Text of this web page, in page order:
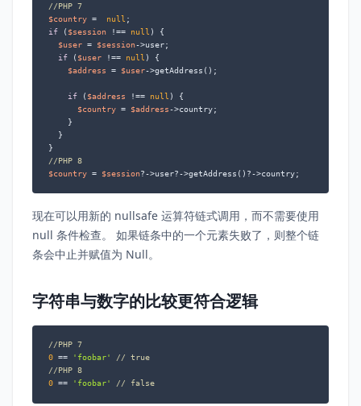
//PHP 7
$country = null
if ( $session !== null ) {
$user = $session->user;
if ( $user !== null ) {
$address = $user->getAddress();
if ( $address !== null ) {
$country = $address->country;
    }
  }
//PHP 8
$country = $session?->user?->getAddress()?->country;
现在可以用新的 nullsafe 运算符链式调用，而不需要使用
null 条件检查。 如果链条中的一个元素失败了，则整个链
条会中止并赋值为 Null。
字符串与数字的比较更符合逻辑
//PHP 7
0 == 'foobar'
// true
//PHP 8
0 == 'foobar' // false